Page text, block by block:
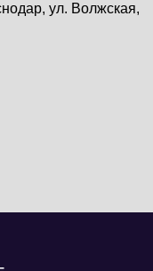
ул. Волжская,